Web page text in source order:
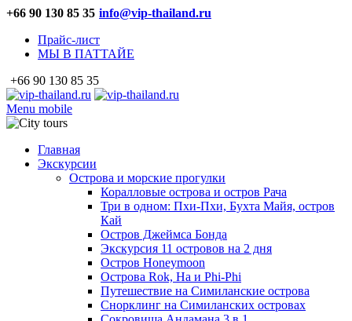
+66 90 130 85 35 info@vip-thailand.ru
Прайс-лист
МЫ В ПАТТАЙЕ
+66 90 130 85 35
Menu mobile
Главная
Экскурсии
Острова и морские прогулки
Коралловые острова и остров Рача
Три в одном: Пхи-Пхи, Бухта Майя, остров
Кай
Остров Джеймса Бонда
Экскурсия 11 островов на 2 дня
Остров Honeymoon
Острова Rok, Ha и Phi-Phi
Путешествие на Симиланские острова
Снорклинг на Симиланских островах